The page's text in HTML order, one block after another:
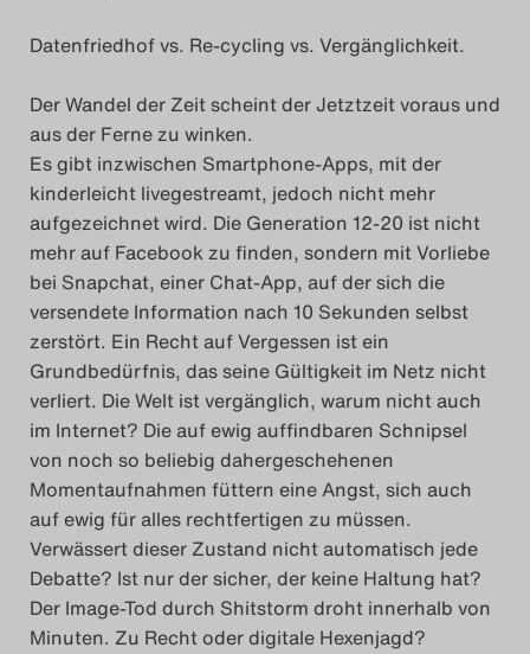
Datenfriedhof vs. Re-cycling vs. Vergänglichkeit.
Der Wandel der Zeit scheint der Jetztzeit voraus und
aus der Ferne zu winken.
Es gibt inzwischen Smartphone-Apps, mit der
kinderleicht livegestreamt, jedoch nicht mehr
aufgezeichnet wird. Die Generation 12-20 ist nicht
mehr auf Facebook zu finden, sondern mit Vorliebe
bei Snapchat, einer Chat-App, auf der sich die
versendete Information nach 10 Sekunden selbst
zerstört. Ein Recht auf Vergessen ist ein
Grundbedürfnis, das seine Gültigkeit im Netz nicht
verliert. Die Welt ist vergänglich, warum nicht auch
im Internet? Die auf ewig auffindbaren Schnipsel
von noch so beliebig dahergeschehenen
Momentaufnahmen füttern eine Angst, sich auch
auf ewig für alles rechtfertigen zu müssen.
Verwässert dieser Zustand nicht automatisch jede
Debatte? Ist nur der sicher, der keine Haltung hat?
Der Image-Tod durch Shitstorm droht innerhalb von
Minuten. Zu Recht oder digitale Hexenjagd?